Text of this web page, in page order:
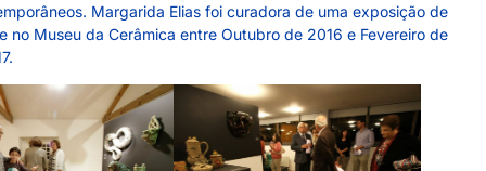
Margarida Elias foi curadora de uma exposição de
Museu da Cerâmica entre Outubro de 2016 e Fevereiro de